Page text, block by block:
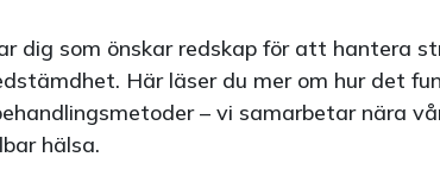
dig som önskar redskap för att hantera
Här läser du mer om hur det
– vi samarbetar nära
hälsa.